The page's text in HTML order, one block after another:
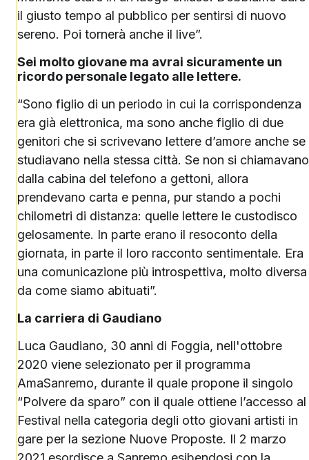
il giusto tempo al pubblico per sentirsi di nuovo
sereno. Poi tornerà anche il live”.
Sei molto giovane ma avrai sicuramente un
ricordo personale legato alle lettere.
“Sono figlio di un periodo in cui la corrispondenza
era già elettronica, ma sono anche figlio di due
genitori che si scrivevano lettere d’amore anche se
studiavano nella stessa città. Se non si chiamavano
dalla cabina del telefono a gettoni, allora
prendevano carta e penna, pur stando a pochi
chilometri di distanza: quelle lettere le custodisco
gelosamente. In parte erano il resoconto della
giornata, in parte il loro racconto sentimentale. Era
una comunicazione più introspettiva, molto diversa
da come siamo abituati”.
La carriera di Gaudiano
Luca Gaudiano, 30 anni di Foggia, nell'ottobre
2020 viene selezionato per il programma
AmaSanremo, durante il quale propone il singolo
“Polvere da sparo” con il quale ottiene l’accesso al
Festival nella categoria degli otto giovani artisti in
gare per la sezione Nuove Proposte. Il 2 marzo